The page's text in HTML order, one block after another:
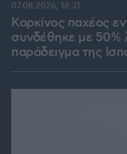
Καρκίνος παχέος
συνδέθηκε με 50%
παράδειγμα της
07.08.2026, 18:31